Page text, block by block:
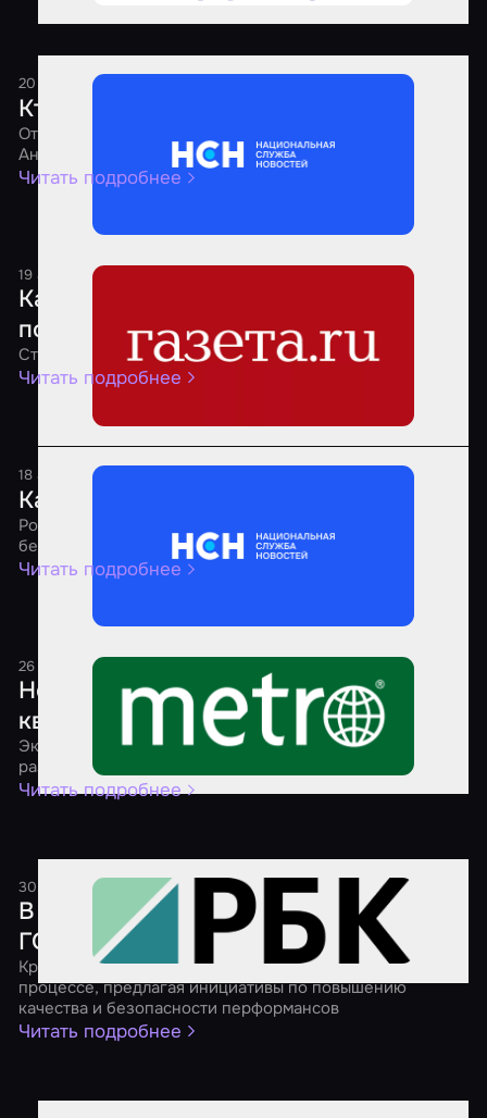
20 августа 2025
Кто должен проверять квесты
Отвечает PR-директор агрегатора «Мир Квестов»
Анастасия Недумова
Читать подробнее
19 августа 2025
Какие квесты являются самыми
популярными среди россиян
Стало известно о предпочтениях россиян
Читать подробнее
18 августа 2025
Как выбрать безопасный квест
Россиянам рассказали о рекомендациях по выбору
безопасных квестов
Читать подробнее
26 июля 2025
Новые стандарты безопасности для
квестов
Эксперты рассказали, как ГОСТы могут повлиять на
развитие индустрии
Читать подробнее
30 апреля 2025 1 минута
В России продолжают разрабатывать
ГОСТ для взрослых квестов
Крупнейшие игроки рынка активно участвуют в этом
процессе, предлагая инициативы по повышению
качества и безопасности перформансов
Читать подробнее